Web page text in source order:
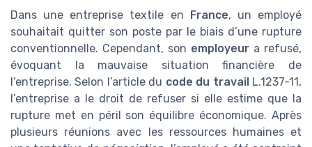
Dans une entreprise textile en France, un employé
souhaitait quitter son poste par le biais d’une rupture
conventionnelle. Cependant, son employeur a refusé,
évoquant la mauvaise situation financière de
l’entreprise. Selon l’article du code du travail L.1237-11,
l’entreprise a le droit de refuser si elle estime que la
rupture met en péril son équilibre économique. Après
plusieurs réunions avec les ressources humaines et